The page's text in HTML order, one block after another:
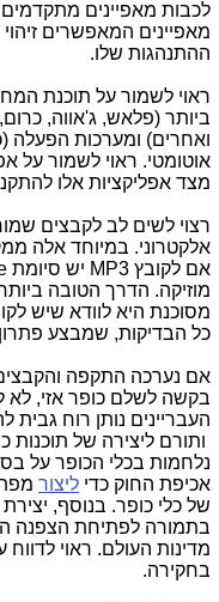
לכבות מאפיינים
מאפיינים המאפשרים
ההתנהגות שלו.
ראוי לשמור על תוכנת
ביותר (פלאש, ג'אווה,
ואחרים) ומערכות הפעלה
אוטומטי. ראוי לשמור על
מצד אפליקציות אלו
רצוי לשים לב לקבצים
אלקטרוני. במיוחד אלה
אם לקובץ MP3 יש סיומת
מוזיקה. הדרך הטובה
מסוכנת היא לוודא שיש
כל הבדיקות, שמבצע
אם נערכה התקפה
בקשה לשלם כופר אזי, לא
העבריינים נותן רוח
ותורם ליצירה של
נלחמות בכלי הכופר על
אכיפת החוק כדי ליצור
של כלי כופר. בנוסף,
בתמורה לפתיחת הצפנה
מדינות העולם. ראוי
בחקירה.